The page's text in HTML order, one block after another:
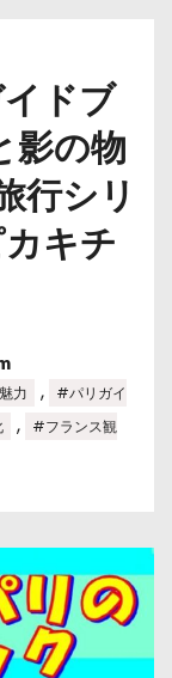
ドブ
影の物
行シリ
キチ
力 ,
#パリガイ
,
#フランス観